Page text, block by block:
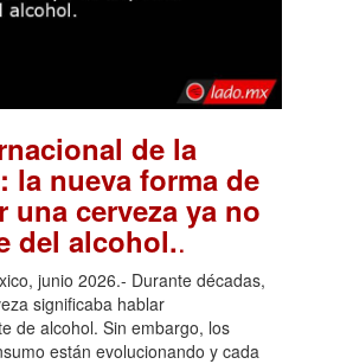
de la
la nueva forma de
una cerveza ya no
del alcohol..
junio 2026.- Durante décadas,
significaba hablar
de alcohol. Sin embargo, los
están evolucionando y cada